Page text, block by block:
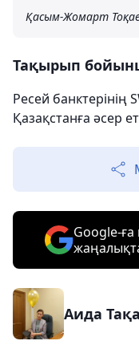
Қасым-Жомарт
Тақырып
Ресей банктерінің
Қазақстанға әсер
Google-
Аида